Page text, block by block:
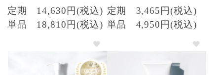
定期
14,630円(税込)
単品
18,810円(税込)
定期
3,465円(税込)
単品
4,950円(税込)